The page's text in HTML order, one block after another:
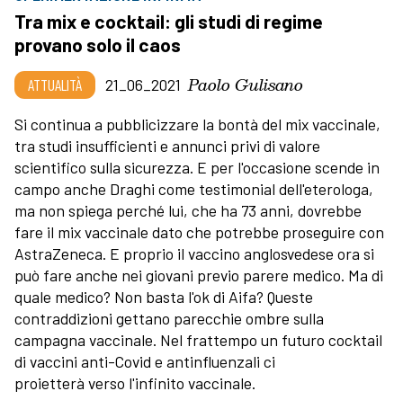
Tra mix e cocktail: gli studi di regime
provano solo il caos
ATTUALITÀ 21_06_2021 Paolo Gulisano
Si continua a pubblicizzare la bontà del mix vaccinale,
tra studi insufficienti e annunci privi di valore
scientifico sulla sicurezza. E per l'occasione scende in
campo anche Draghi come testimonial dell'eterologa,
ma non spiega perché lui, che ha 73 anni, dovrebbe
fare il mix vaccinale dato che potrebbe proseguire con
AstraZeneca. E proprio il vaccino anglosvedese ora si
può fare anche nei giovani previo parere medico. Ma di
quale medico? Non basta l'ok di Aifa? Queste
contraddizioni gettano parecchie ombre sulla
campagna vaccinale. Nel frattempo un futuro cocktail
di vaccini anti-Covid e antinfluenzali ci
proietterà verso l'infinito vaccinale.